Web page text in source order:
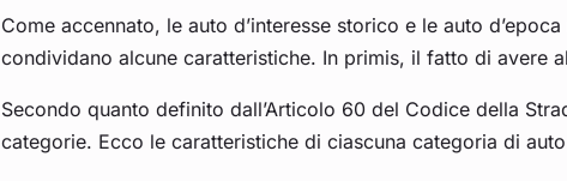
Come accennato, le auto d’interesse storico e le auto d’epoca
condividano alcune caratteristiche. In primis, il fatto di avere
Secondo quanto definito dall’Articolo 60 del Codice della
categorie. Ecco le caratteristiche di ciascuna categoria di auto